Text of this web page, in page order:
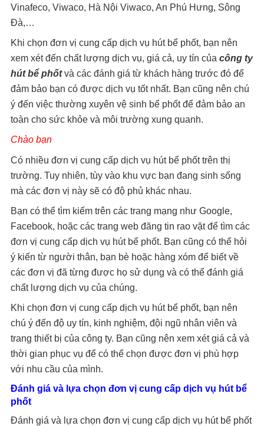
Vinafeco, Viwaco, Hà Nội Viwaco, An Phú Hưng, Sông
Đà,…
Khi chọn đơn vị cung cấp dịch vụ hút bể phốt, bạn nên
xem xét đến chất lượng dịch vụ, giá cả, uy tín của công ty
hút bể phốtvà các đánh giá từ khách hàng trước đó để
đảm bảo bạn có được dịch vụ tốt nhất. Bạn cũng nên chú
ý đến việc thường xuyên vệ sinh bể phốt để đảm bảo an
toàn cho sức khỏe và môi trường xung quanh.
Chào bạn
Có nhiều đơn vị cung cấp dịch vụ hút bể phốt trên thị
trường. Tuy nhiên, tùy vào khu vực bạn đang sinh sống
mà các đơn vị này sẽ có độ phủ khác nhau.
Bạn có thể tìm kiếm trên các trang mạng như Google,
Facebook, hoặc các trang web đăng tin rao vặt để tìm các
đơn vị cung cấp dịch vụ hút bể phốt. Bạn cũng có thể hỏi
ý kiến từ người thân, bạn bè hoặc hàng xóm để biết về
các đơn vị đã từng được họ sử dụng và có thể đánh giá
chất lượng dịch vụ của chúng.
Khi chọn đơn vị cung cấp dịch vụ hút bể phốt, bạn nên
chú ý đến độ uy tín, kinh nghiệm, đội ngũ nhân viên và
trang thiết bị của công ty. Bạn cũng nên xem xét giá cả và
thời gian phục vụ để có thể chọn được đơn vị phù hợp
với nhu cầu của mình.
Đánh giá và lựa chọn đơn vị cung cấp dịch vụ hút bể
phốt
Đánh giá và lựa chọn đơn vị cung cấp dịch vụ hút bể phốt